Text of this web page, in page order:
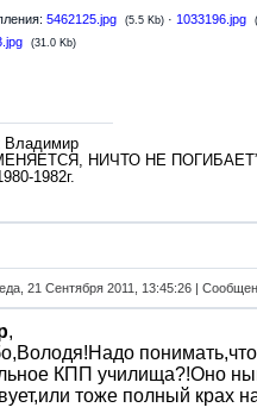
5462125.jpg (5.5 Kb) · 1033196.jpg
(31.0 Kb)
Владимир
НИЧТО НЕ
1982г.
21 Сентября 2011, 13:45:26 |
,
понимать,что
КПП училища?!Оно
тоже полный крах